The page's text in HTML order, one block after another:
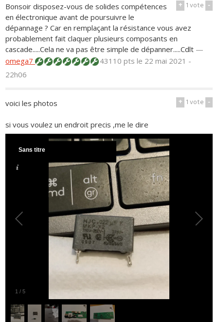
+ 1vote -
Bonsoir disposez-vous de solides compétences
en électronique avant de poursuivre le
dépannage ? Car en remplaçant la résistance vous avez
probablement fait claquer plusieurs composants en
cascade.....Cela ne va pas être simple de dépanner.....Cdlt —
omega7
43110 ptsle 22 mai 2021 -
22h06
+ 1vote -
voici les photos
si vous voulez un endroit precis ,me le dire
1 /5
Sans titre